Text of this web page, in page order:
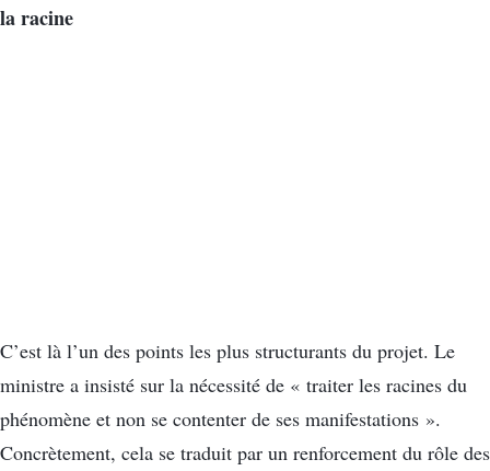
la racine
C’est là l’un des points les plus structurants du projet. Le
ministre a insisté sur la nécessité de « traiter les racines du
phénomène et non se contenter de ses manifestations ».
Concrètement, cela se traduit par un renforcement du rôle des